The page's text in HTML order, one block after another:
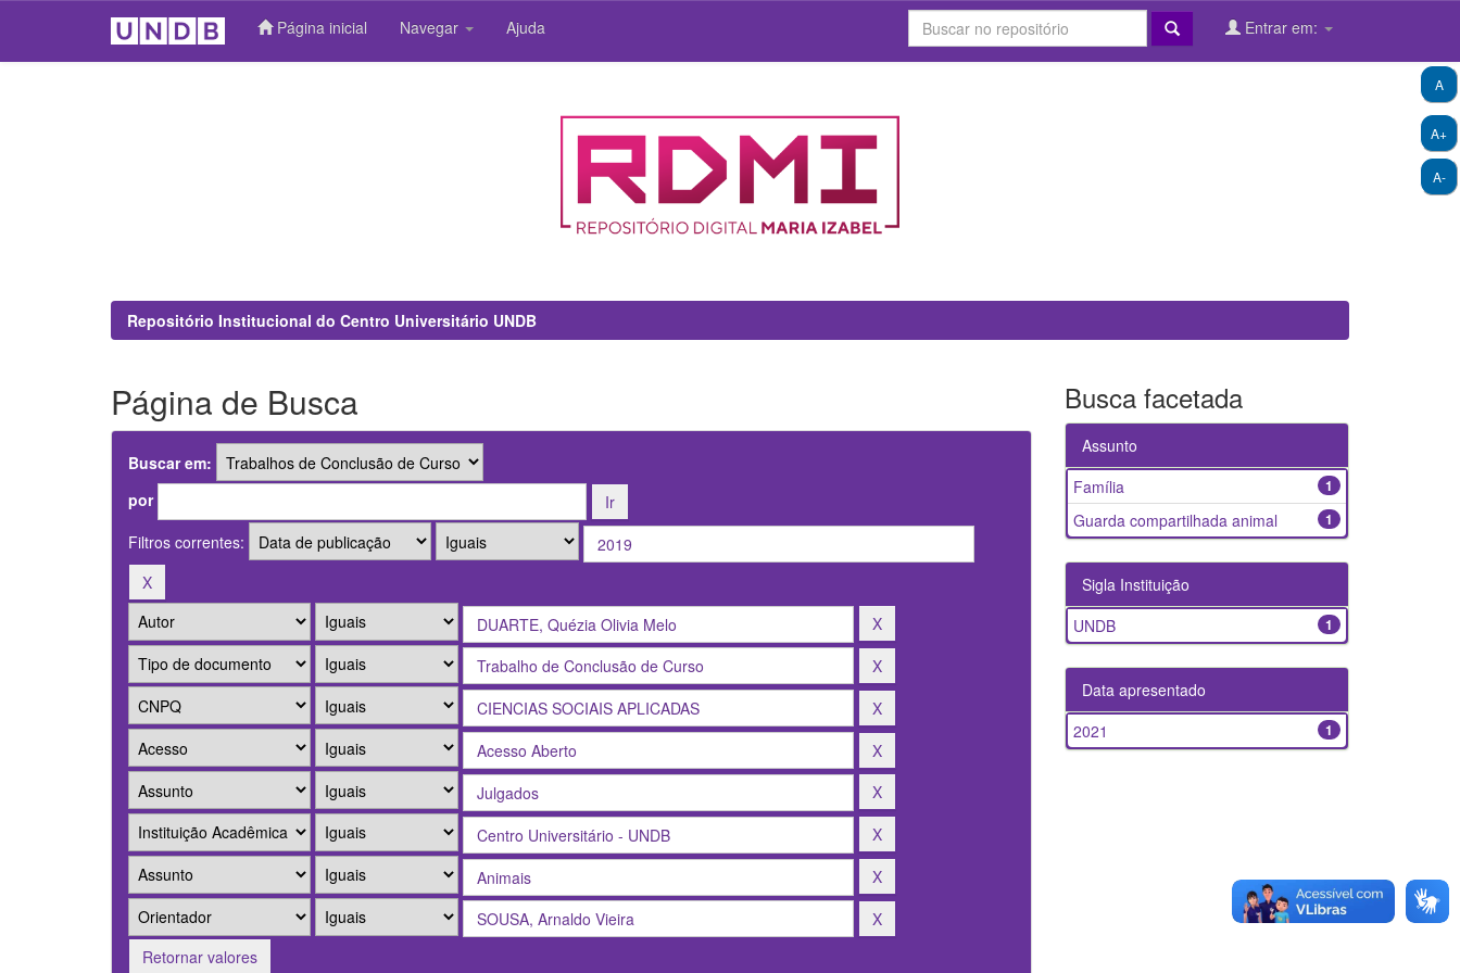
Página inicial Navegar Ajuda Entrar em:
A+
A-
A
Repositório Institucional do Centro Universitário UNDB
Página de Busca
Buscar em:
por
Filtros correntes:
Retornar valores
Busca facetada
Assunto
1
Família
1
Guarda compartilhada animal
Sigla Instituição
1
UNDB
Data apresentado
1
2021